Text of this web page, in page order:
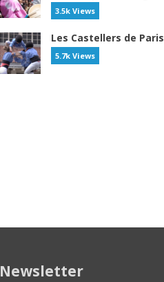
3.5k Views
Les Castellers de Paris
5.7k Views
Newsletter